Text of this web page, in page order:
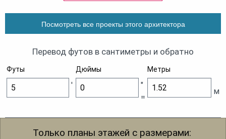
Посмотреть все проекты этого архитектора
Перевод футов в сантиметры и обратно
Футы Дюймы Метры
'
"
=
м
Только планы этажей с размерами: